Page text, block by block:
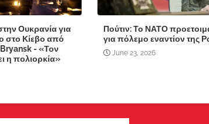
Ουκρανία για
στο Κίεβο από
- «Τον
η πολιορκία»
Πούτιν: Το ΝΑΤΟ
για πόλεμο εναντίον της
June 23, 2026